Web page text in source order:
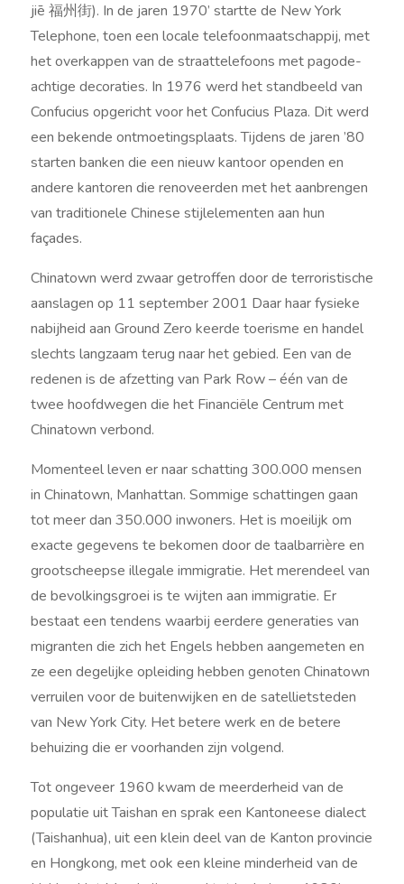
jiē 福州街). In de jaren 1970’ startte de New York
Telephone, toen een locale telefoonmaatschappij, met
het overkappen van de straattelefoons met pagode-
achtige decoraties. In 1976 werd het standbeeld van
Confucius opgericht voor het Confucius Plaza. Dit werd
een bekende ontmoetingsplaats. Tijdens de jaren ’80
starten banken die een nieuw kantoor openden en
andere kantoren die renoveerden met het aanbrengen
van traditionele Chinese stijlelementen aan hun
façades.
Chinatown werd zwaar getroffen door de terroristische
aanslagen op 11 september 2001 Daar haar fysieke
nabijheid aan Ground Zero keerde toerisme en handel
slechts langzaam terug naar het gebied. Een van de
redenen is de afzetting van Park Row – één van de
twee hoofdwegen die het Financiële Centrum met
Chinatown verbond.
Momenteel leven er naar schatting 300.000 mensen
in Chinatown, Manhattan. Sommige schattingen gaan
tot meer dan 350.000 inwoners. Het is moeilijk om
exacte gegevens te bekomen door de taalbarrière en
grootscheepse illegale immigratie. Het merendeel van
de bevolkingsgroei is te wijten aan immigratie. Er
bestaat een tendens waarbij eerdere generaties van
migranten die zich het Engels hebben aangemeten en
ze een degelijke opleiding hebben genoten Chinatown
verruilen voor de buitenwijken en de satellietsteden
van New York City. Het betere werk en de betere
behuizing die er voorhanden zijn volgend.
Tot ongeveer 1960 kwam de meerderheid van de
populatie uit Taishan en sprak een Kantoneese dialect
(Taishanhua), uit een klein deel van de Kanton provincie
en Hongkong, met ook een kleine minderheid van de